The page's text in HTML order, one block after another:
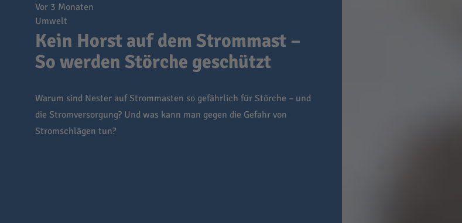
vor 3 Monaten
Umwelt
Kein Horst auf dem Strommast –
So werden Störche geschützt
Warum sind Nester auf Strommasten so gefährlich für Störche – und
die Stromversorgung? Und was kann man gegen die Gefahr von
Stromschlägen tun?